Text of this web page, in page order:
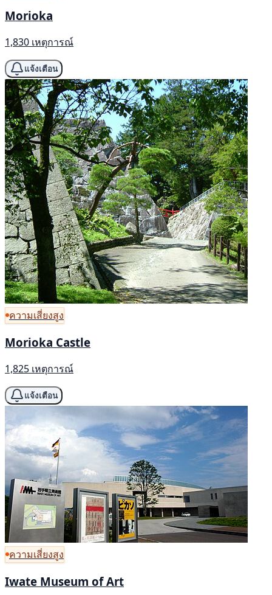
Morioka
1,830 เหตุการณ์
แจ้งเตือน
ความเสี่ยงสูง
Morioka Castle
1,825 เหตุการณ์
แจ้งเตือน
ความเสี่ยงสูง
Iwate Museum of Art